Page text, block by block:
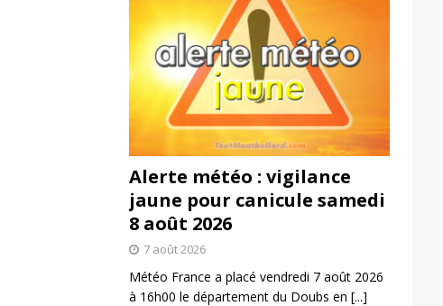
Alerte météo : vigilance
jaune pour canicule samedi
8 août 2026
7 août 2026
Météo France a placé vendredi 7 août 2026
à 16h00 le département du Doubs en [...]